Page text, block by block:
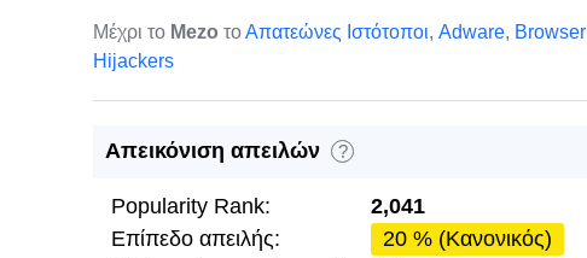
Μέχρι το Mezo τοΑπατεώνες Ιστότοποι, Adware, Browser
Hijackers
Απεικόνιση απειλών ?
Popularity Rank:
2,041
Επίπεδο απειλής:
20 % (Κανονικός)